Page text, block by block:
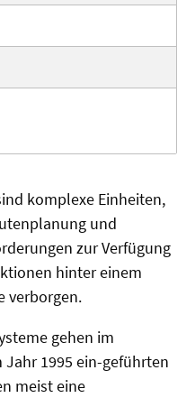
komplexe Einheiten,
und
zur Verfügung
hinter einem
verborgen.
gehen im
1995 ein-geführten
meist eine